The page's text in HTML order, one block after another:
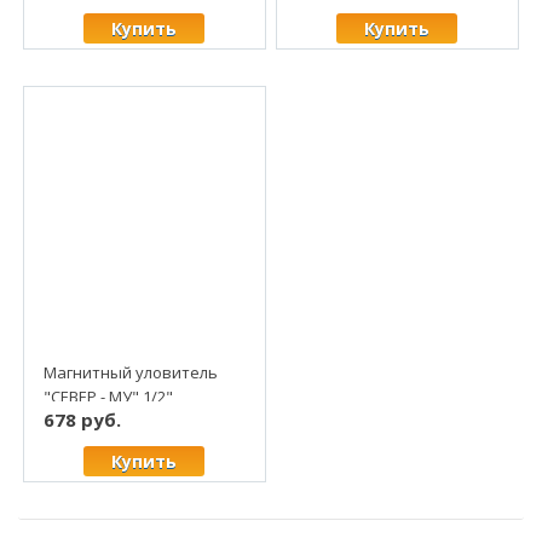
Купить Купить
Магнитный уловитель
"СЕВЕР - МУ" 1/2"
678 руб.
Купить